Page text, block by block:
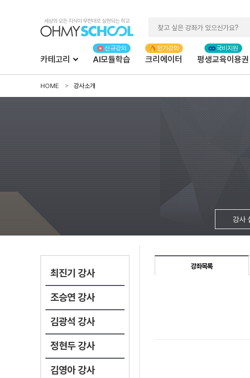
카테고리 AI모듈학습 크리에이터 평생교육이용권
HOME 강사소개
강사
최진기 강사
조승연 강사
김광석 강사
정현두 강사
김영아 강사
강좌목록